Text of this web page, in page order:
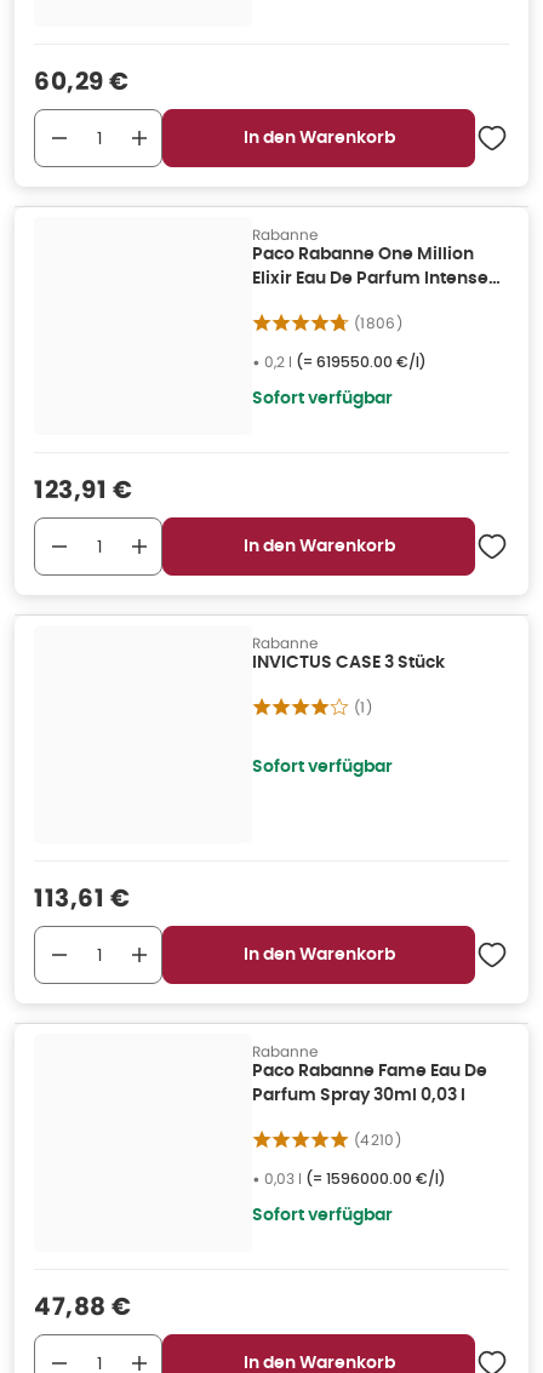
Verkaufspreis
60,29 €
In den Warenkorb
Rabanne
Paco Rabanne One Million
Elixir Eau De Parfum Intense
(1806)
• 0,2 l (= 619550.00 €/l)
Sofort verfügbar
Verkaufspreis
123,91 €
In den Warenkorb
Rabanne
INVICTUS CASE 3 Stück
(1)
Sofort verfügbar
Verkaufspreis
113,61 €
In den Warenkorb
Rabanne
Paco Rabanne Fame Eau De
Parfum Spray 30ml 0,03 l
(4210)
• 0,03 l (= 1596000.00 €/l)
Sofort verfügbar
Verkaufspreis
47,88 €
In den Warenkorb